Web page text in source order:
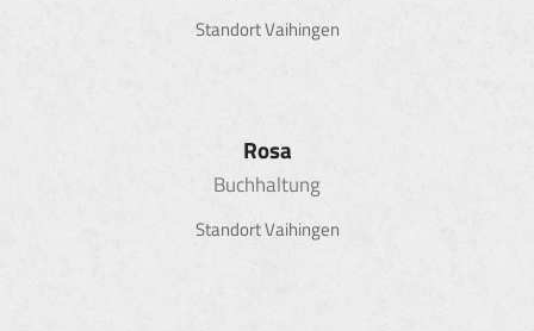
Standort Vaihingen
Rosa
Buchhaltung
Standort Vaihingen